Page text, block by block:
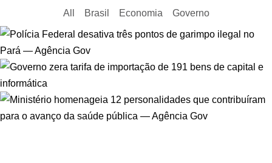
All Brasil Economia Governo